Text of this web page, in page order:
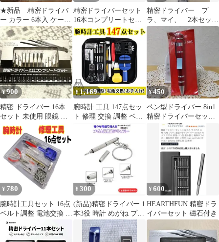
★新品 精密ドライバ
ー カラー 6本入 ケース
付
精密ドライバーセット
16本コンプリートセッ
ト 時計 メガネ修理 分
精密ドライバー プ
ラ、マイ、 2本セッ
ト 中古品
¥900
精密 ドライバー 16本
セット 未使用 眼鏡 時
計 カメラ 修理
¥1,169
腕時計 工具 147点セッ
ト 修理 交換 調整 ベル
ト バンド コマ 電池
¥450
ペン型ドライバー 8in1
精密ドライバーセット
アルミ製 差替式 ノベル
¥ 780
腕時計工具セット 16点
ベルト調整 電池交換 修
理 バンド オープナー
¥ 300
(新品)精密ドライバー 1
本3役 時計 めがね プラ
ス マイナス 六角
¥600
HEARTHFUN 精密ドラ
イバーセット 磁石付き